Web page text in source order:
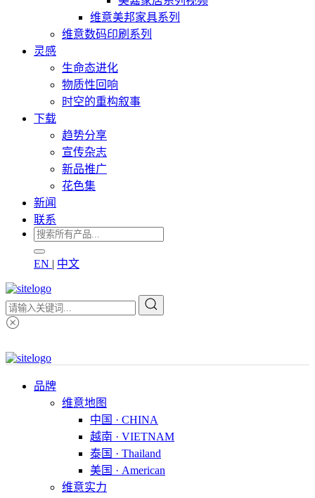
维意美邦家具系列
维意数码印刷系列
灵感
生命态进化
物质性回响
时空的重构叙事
下载
趋势分享
宣传杂志
新品推广
花色集
新闻
联系
EN | 中文
品牌
维意地图
中国 · CHINA
越南 · VIETNAM
泰国 · Thailand
美国 · American
维意实力